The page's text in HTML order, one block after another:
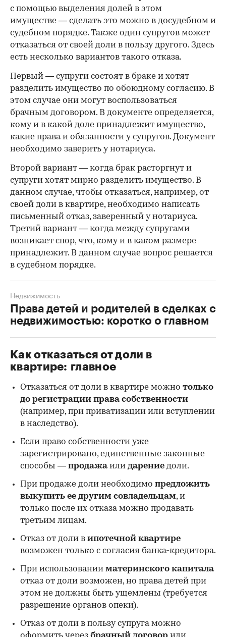
с помощью выделения долей в этом
имуществе — сделать это можно в досудебном и
судебном порядке. Также один супругов может
отказаться от своей доли в пользу другого. Здесь
есть несколько вариантов такого отказа.
Первый — супруги состоят в браке и хотят
разделить имущество по обоюдному согласию. В
этом случае они могут воспользоваться
брачным договором. В документе определяется,
кому и в какой доле принадлежит имущество,
какие права и обязанности у супругов. Документ
необходимо заверить у нотариуса.
Второй вариант — когда брак расторгнут и
супруги хотят мирно разделить имущество. В
данном случае, чтобы отказаться, например, от
своей доли в квартире, необходимо написать
письменный отказ, заверенный у нотариуса.
Третий вариант — когда между супругами
возникает спор, что, кому и в каком размере
принадлежит. В данном случае вопрос решается
в судебном порядке.
Права детей и родителей в сделках с
недвижимостью: коротко о главном
Недвижимость
Как отказаться от доли в
квартире: главное
Отказаться от доли в квартире можно только
до регистрации права собственности
(например, при приватизации или вступлении
в наследство).
Если право собственности уже
зарегистрировано, единственные законные
способы — продажаили дарение доли.
При продаже доли необходимо предложить
выкупить ее другим совладельцам, и
только после их отказа можно продавать
третьим лицам.
Отказ от доли в ипотечной квартире
возможен только с согласия банка-кредитора.
При использовании материнского капитала
отказ от доли возможен, но права детей при
этом не должны быть ущемлены (требуется
разрешение органов опеки).
Отказ от доли в пользу супруга можно